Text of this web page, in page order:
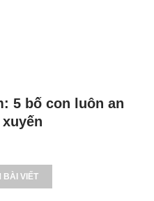
5 bố con luôn an
BÀI VIẾT